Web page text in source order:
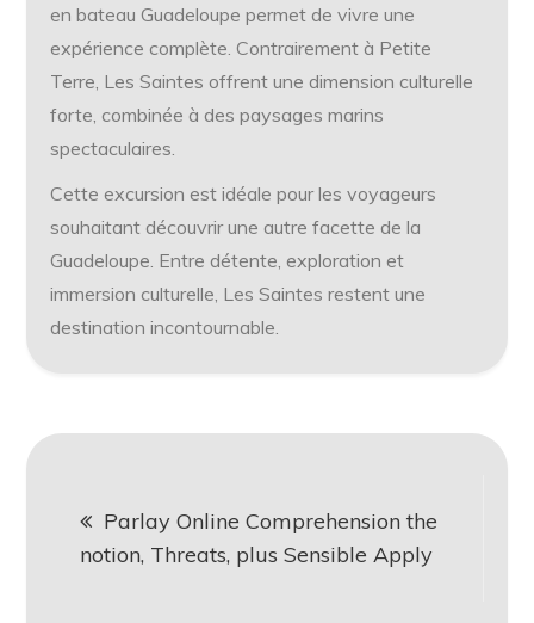
en bateau Guadeloupe permet de vivre une
expérience complète. Contrairement à Petite
Terre, Les Saintes offrent une dimension culturelle
forte, combinée à des paysages marins
spectaculaires.
Cette excursion est idéale pour les voyageurs
souhaitant découvrir une autre facette de la
Guadeloupe. Entre détente, exploration et
immersion culturelle, Les Saintes restent une
destination incontournable.
Post
navigation
Parlay Online Comprehension the
notion, Threats, plus Sensible Apply